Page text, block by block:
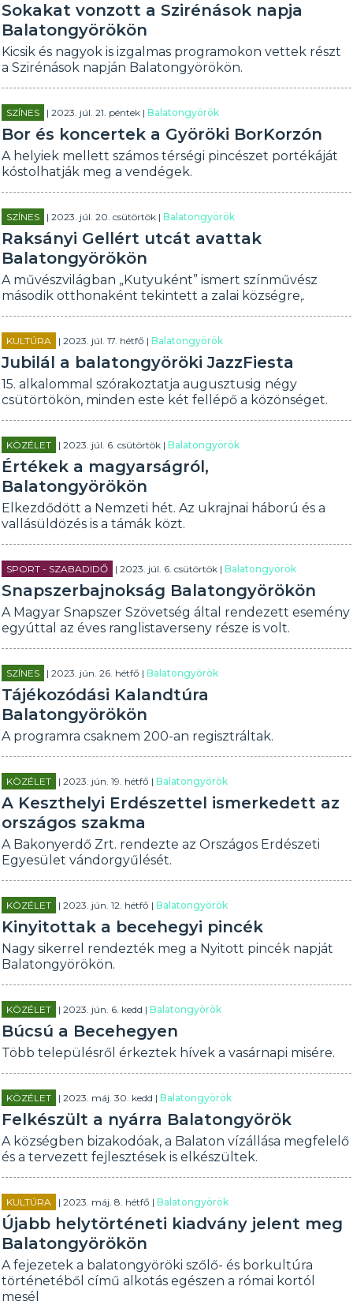
Sokakat vonzott a Szirénások napja
Balatongyörökön
Kicsik és nagyok is izgalmas programokon vettek részt
a Szirénások napján Balatongyörökön.
SZÍNES | 2023. júl. 21. péntek |Balatongyörök
Bor és koncertek a Györöki BorKorzón
A helyiek mellett számos térségi pincészet portékáját
kóstolhatják meg a vendégek.
SZÍNES | 2023. júl. 20. csütörtök |Balatongyörök
Raksányi Gellért utcát avattak
Balatongyörökön
A művészvilágban „Kutyuként” ismert színművész
második otthonaként tekintett a zalai községre,.
KULTÚRA | 2023. júl. 17. hétfő |Balatongyörök
Jubilál a balatongyöröki JazzFiesta
15. alkalommal szórakoztatja augusztusig négy
csütörtökön, minden este két fellépő a közönséget.
KÖZÉLET | 2023. júl. 6. csütörtök |Balatongyörök
Értékek a magyarságról,
Balatongyörökön
Elkezdődött a Nemzeti hét. Az ukrajnai háború és a
vallásüldözés is a támák közt.
SPORT - SZABADIDŐ | 2023. júl. 6. csütörtök |Balatongyörök
Snapszerbajnokság Balatongyörökön
A Magyar Snapszer Szövetség által rendezett esemény
egyúttal az éves ranglistaverseny része is volt.
SZÍNES | 2023. jún. 26. hétfő |Balatongyörök
Tájékozódási Kalandtúra
Balatongyörökön
A programra csaknem 200-an regisztráltak.
KÖZÉLET | 2023. jún. 19. hétfő |Balatongyörök
A Keszthelyi Erdészettel ismerkedett az
országos szakma
A Bakonyerdő Zrt. rendezte az Országos Erdészeti
Egyesület vándorgyűlését.
KÖZÉLET | 2023. jún. 12. hétfő |Balatongyörök
Kinyitottak a becehegyi pincék
Nagy sikerrel rendezték meg a Nyitott pincék napját
Balatongyörökön.
KÖZÉLET | 2023. jún. 6. kedd |Balatongyörök
Búcsú a Becehegyen
Több településről érkeztek hívek a vasárnapi misére.
KÖZÉLET | 2023. máj. 30. kedd |Balatongyörök
Felkészült a nyárra Balatongyörök
A községben bizakodóak, a Balaton vízállása megfelelő
és a tervezett fejlesztések is elkészültek.
KULTÚRA | 2023. máj. 8. hétfő |Balatongyörök
Újabb helytörténeti kiadvány jelent meg
Balatongyörökön
A fejezetek a balatongyöröki szőlő- és borkultúra
történetéből című alkotás egészen a római kortól
mesél